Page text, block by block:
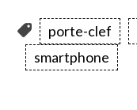
porte-clef
smartphone